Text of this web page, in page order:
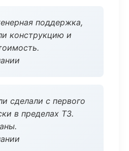
поддержка,
конструкцию и
сделали с первого
в пределах ТЗ.